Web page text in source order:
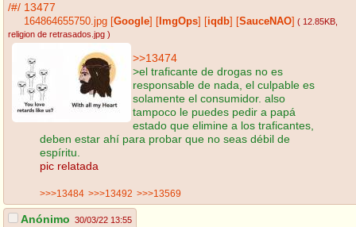
/#/ 13477
164864655750.jpg [Google] [ ImgOps] [iqdb] [SauceNAO] ( 12.85KB
religion de retrasados.jpg )
>>13474
>el traficante de drogas no es
responsable de nada, el culpable es
solamente el consumidor. also
tampoco le puedes pedir a papá
estado que elimine a los traficantes,
deben estar ahí para probar que no seas débil de
espíritu.
pic relatada
>>>13484 >>>13492 >>>13569
Anónimo 30/03/22 13:55